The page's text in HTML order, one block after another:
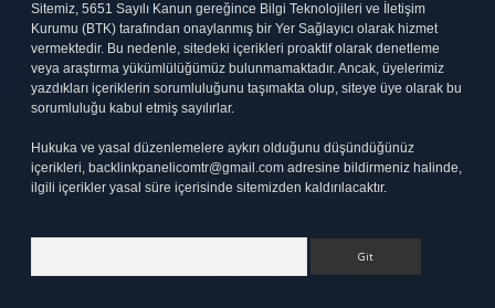
Sitemiz, 5651 Sayılı Kanun gereğince Bilgi Teknolojileri ve İletişim
Kurumu (BTK) tarafından onaylanmış bir Yer Sağlayıcı olarak hizmet
vermektedir. Bu nedenle, sitedeki içerikleri proaktif olarak denetleme
veya araştırma yükümlülüğümüz bulunmamaktadır. Ancak, üyelerimiz
yazdıkları içeriklerin sorumluluğunu taşımakta olup, siteye üye olarak bu
sorumluluğu kabul etmiş sayılırlar.
Hukuka ve yasal düzenlemelere aykırı olduğunu düşündüğünüz
içerikleri, backlinkpanelicomtr@gmail.com adresine bildirmeniz halinde,
ilgili içerikler yasal süre içerisinde sitemizden kaldırılacaktır.